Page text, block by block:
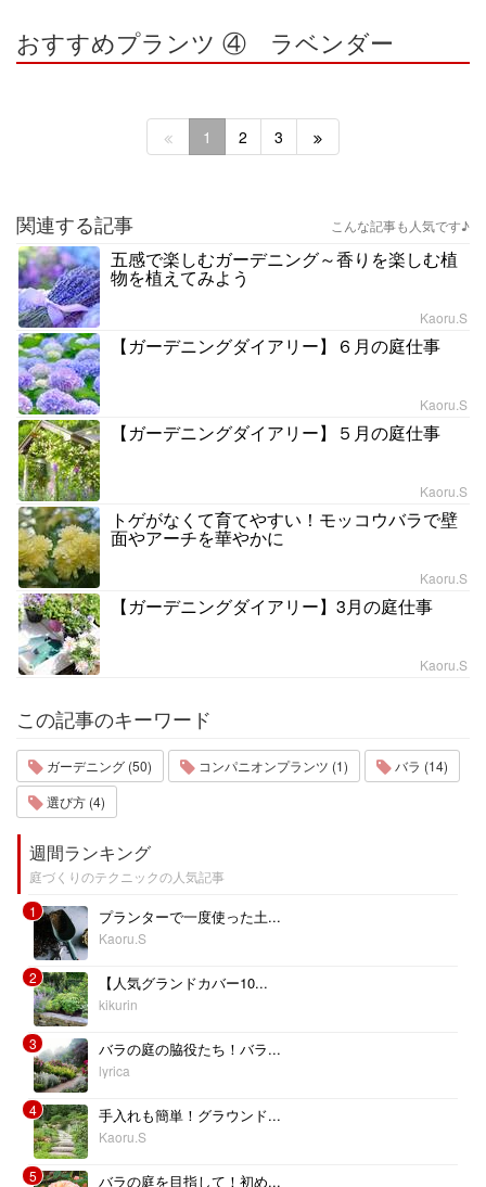
おすすめプランツ ④ ラベンダー
1 2 3
関連する記事 こんな記事も人気です♪
五感で楽しむガーデニング～香りを楽しむ植
物を植えてみよう
Kaoru.S
【ガーデニングダイアリー】６月の庭仕事
Kaoru.S
【ガーデニングダイアリー】５月の庭仕事
Kaoru.S
トゲがなくて育てやすい！モッコウバラで壁
面やアーチを華やかに
Kaoru.S
【ガーデニングダイアリー】3月の庭仕事
Kaoru.S
この記事のキーワード
ガーデニング (50) コンパニオンプランツ (1)
バラ (14)
選び方 (4)
週間ランキング
庭づくりのテクニックの人気記事
1
プランターで一度使った土...
Kaoru.S
2 【人気グランドカバー10...
kikurin
3 バラの庭の脇役たち！バラ...
lyrica
4 手入れも簡単！グラウンド...
Kaoru.S
5 バラの庭を目指して！初め...